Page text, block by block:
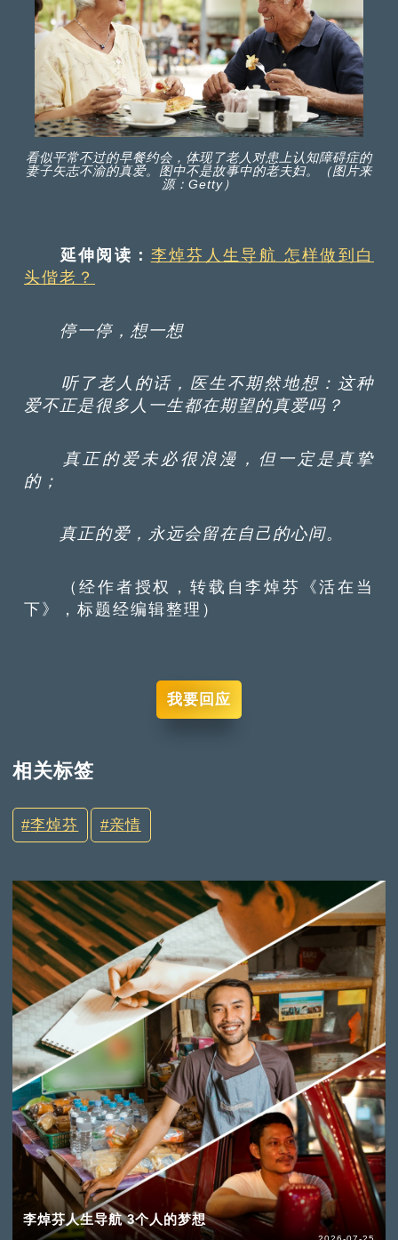
看似平常不过的早餐约会，体现了老人对患上认知障碍症的
妻子矢志不渝的真爱。图中不是故事中的老夫妇。（图片来
源：Getty）
延伸阅读： 李焯芬人生导航 怎样做到白
头偕老？
停一停，想一想
听了老人的话，医生不期然地想：这种
爱不正是很多人一生都在期望的真爱吗？
真正的爱未必很浪漫，但一定是真挚
的；
真正的爱，永远会留在自己的心间。
（经作者授权，转载自李焯芬《活在当
下》，标题经编辑整理）
我要回应
相关标签
李焯芬 亲情
李焯芬人生导航 3个人的梦想